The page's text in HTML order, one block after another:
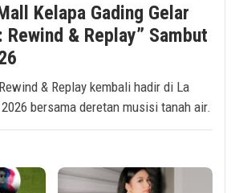
Kelapa Gading Gelar
Rewind & Replay” Sambut
& Replay kembali hadir di La
bersama deretan musisi tanah air.